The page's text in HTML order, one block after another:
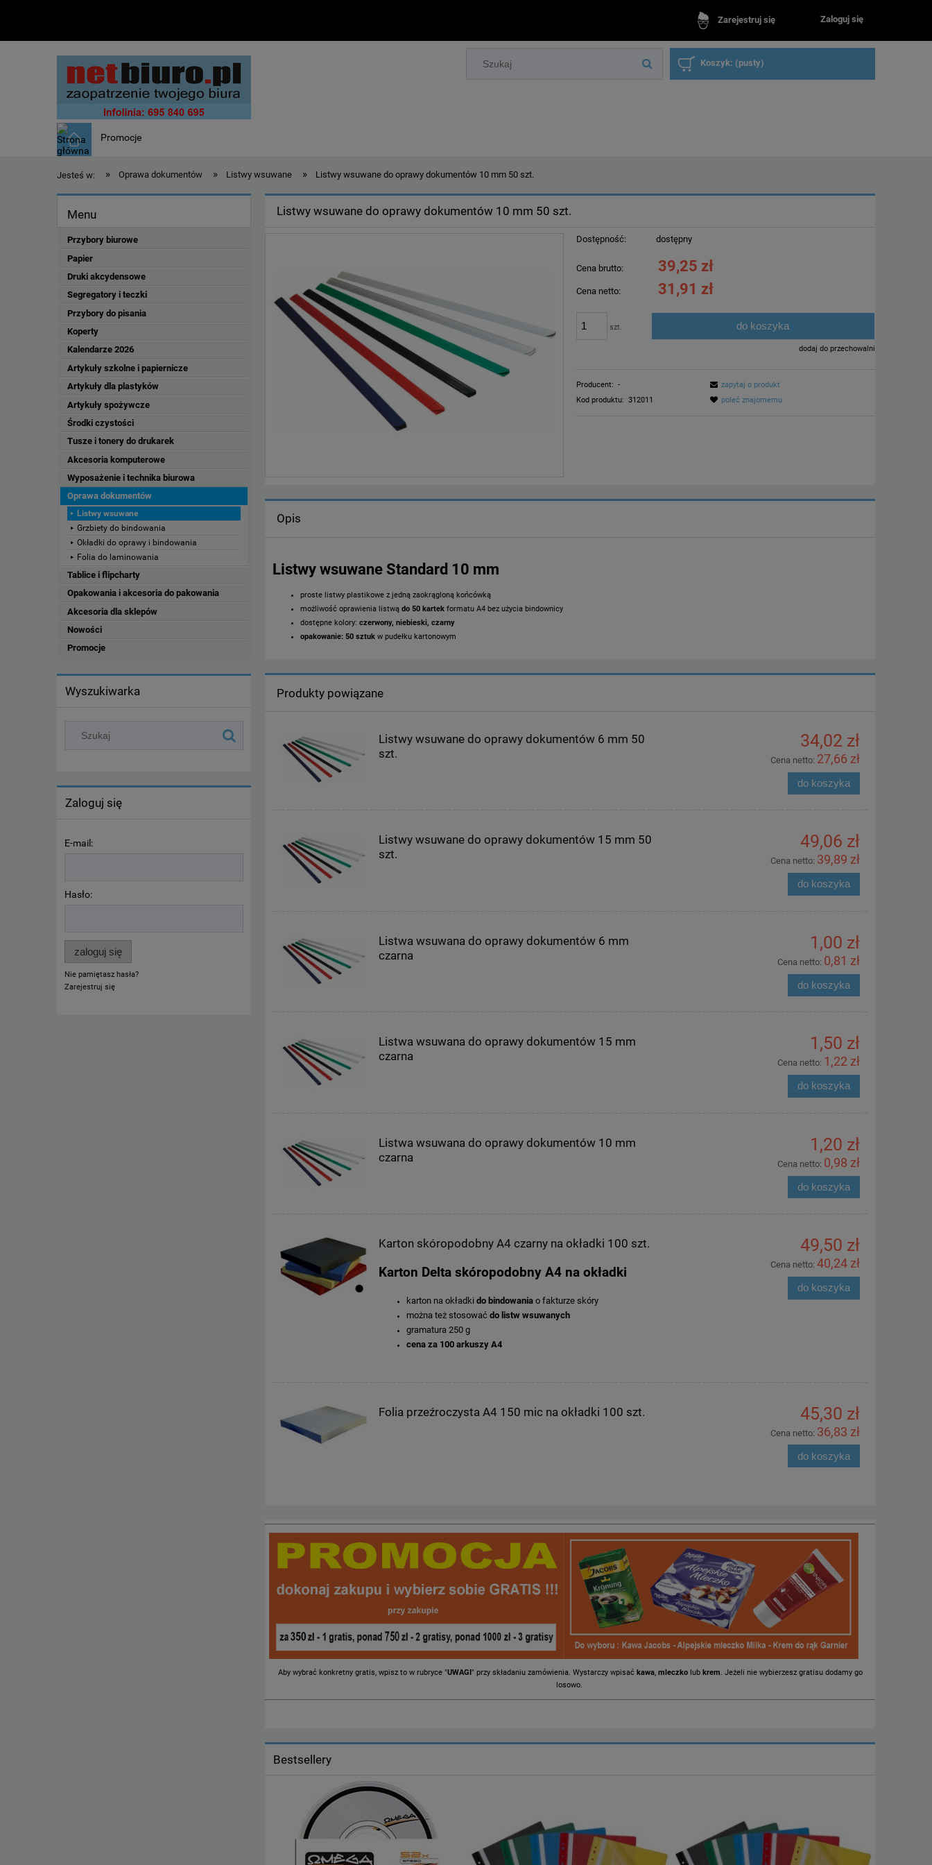
Zarejestruj się Zaloguj się
Koszyk: (pusty)
Promocje
Jesteś w: » Oprawa dokumentów » Listwy wsuwane » Listwy wsuwane do oprawy dokumentów 10 mm 50 szt.
Menu
Przybory biurowe
Papier
Druki akcydensowe
Segregatory i teczki
Przybory do pisania
Koperty
Kalendarze 2026
Artykuły szkolne i papiernicze
Artykuły dla plastyków
Artykuły spożywcze
Środki czystości
Tusze i tonery do drukarek
Akcesoria komputerowe
Wyposażenie i technika biurowa
Oprawa dokumentów
Listwy wsuwane
Grzbiety do bindowania
Okładki do oprawy i bindowania
Folia do laminowania
Tablice i flipcharty
Opakowania i akcesoria do pakowania
Akcesoria dla sklepów
Nowości
Promocje
Wyszukiwarka
Zaloguj się
E-mail:
Hasło:
zaloguj się
Nie pamiętasz hasła?
Zarejestruj się
Listwy wsuwane do oprawy dokumentów 10 mm 50 szt.
Dostępność: dostępny
Cena brutto: 39,25 zł
Cena netto: 31,91 zł
szt. do koszyka
dodaj do przechowalni
Producent: -
Kod produktu: 312011
zapytaj o produkt
poleć znajomemu
Opis
Listwy wsuwane Standard 10 mm
proste listwy plastikowe z jedną zaokrągloną końcówką
możliwość oprawienia listwą do 50 kartek formatu A4 bez użycia bindownicy
dostępne kolory: czerwony, niebieski, czarny
opakowanie: 50 sztuk w pudełku kartonowym
Produkty powiązane
Listwy wsuwane do oprawy dokumentów 6 mm 50
szt.
34,02 zł
Cena netto: 27,66 zł
do koszyka
Listwy wsuwane do oprawy dokumentów 15 mm 50
szt.
49,06 zł
Cena netto: 39,89 zł
do koszyka
Listwa wsuwana do oprawy dokumentów 6 mm
czarna
1,00 zł
Cena netto: 0,81 zł
do koszyka
Listwa wsuwana do oprawy dokumentów 15 mm
czarna
1,50 zł
Cena netto: 1,22 zł
do koszyka
Listwa wsuwana do oprawy dokumentów 10 mm
czarna
1,20 zł
Cena netto: 0,98 zł
do koszyka
Karton skóropodobny A4 czarny na okładki 100 szt.
Karton Delta skóropodobny A4 na okładki
karton na okładkido bindowania o fakturze skóry
można też stosowaćdo listw wsuwanych
gramatura 250 g
cena za 100 arkuszy A4
49,50 zł
Cena netto: 40,24 zł
do koszyka
Folia przeźroczysta A4 150 mic na okładki 100 szt. 45,30 zł
Cena netto: 36,83 zł
do koszyka
Aby wybrać konkretny gratis, wpisz to w rubryce "UWAGI" przy składaniu zamówienia. Wystarczy wpisać kawa, mleczkolub krem . Jeżeli nie wybierzesz gratisu dodamy go
losowo.
Bestsellery